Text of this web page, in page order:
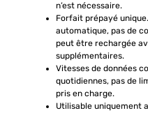
n’est nécessaire.
Forfait prépayé
automatique, pas de
peut être rechargée
supplémentaires.
Vitesses de données
quotidiennes, pas de
pris en charge.
Utilisable uniquement